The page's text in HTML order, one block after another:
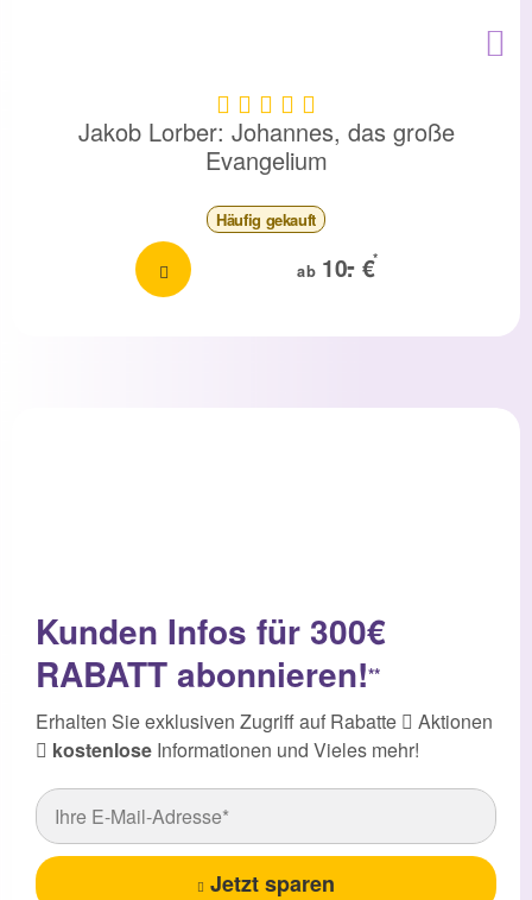
Jakob Lorber: Johannes, das große
Evangelium
Häufig gekauft
ab10.- €
*
Kunden Infos für 300€
RABATT abonnieren!**
Erhalten Sie exklusiven Zugriff auf Rabatte
Aktionen
kostenlose Informationen und Vieles mehr!
Jetzt sparen